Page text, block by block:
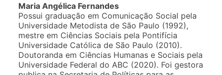
Maria Angélica Fernandes
Possui graduação em Comunicação Social pela
Universidade Metodista de São Paulo (1992),
mestre em Ciências Sociais pela Pontifícia
Universidade Católica de São Paulo (2010).
Doutoranda em Ciências Humanas e Sociais pela
Universidade Federal do ABC (2020). Foi gestora